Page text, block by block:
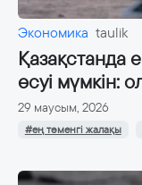
Экономика taulik
Қазақстанда
өсуі мүмкін:
29 маусым, 2026
#ең төменгі жалақы